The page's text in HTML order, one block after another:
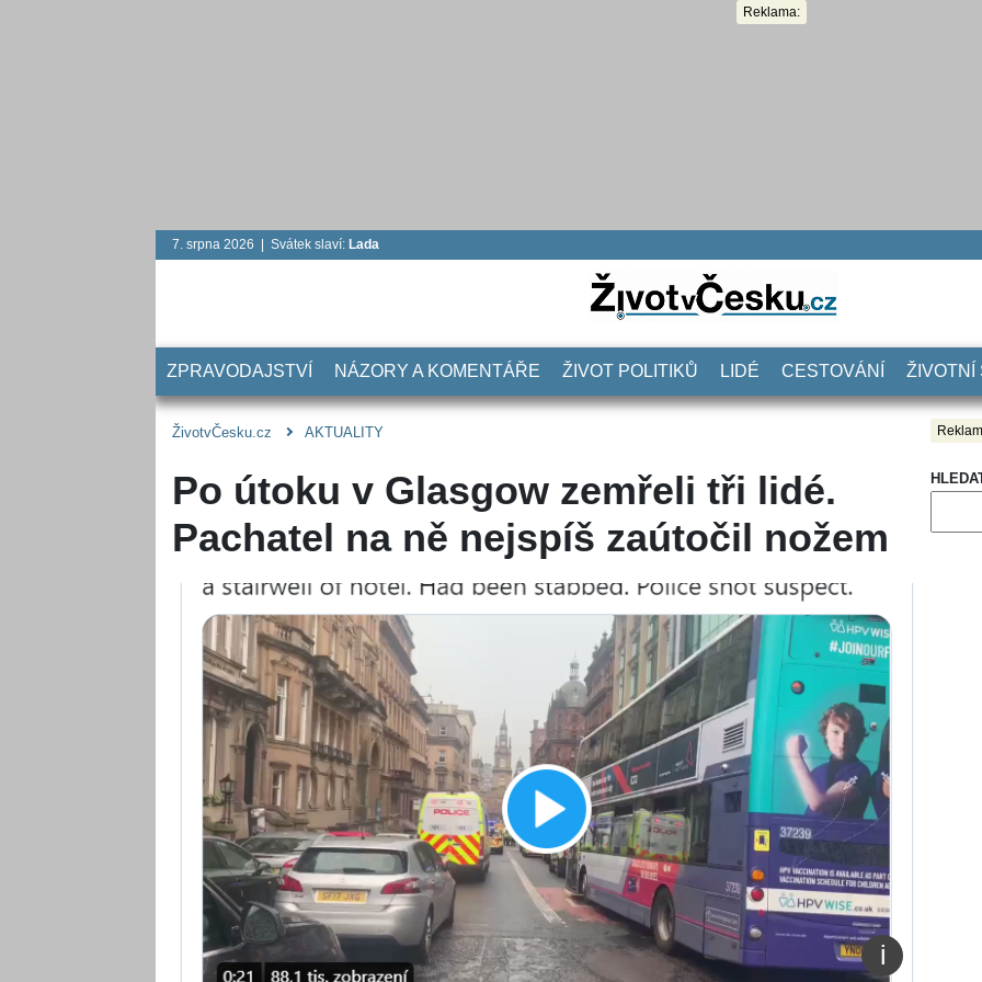
Reklama:
7. srpna 2026 | Svátek slaví: Lada
ZPRAVODAJSTVÍ NÁZORY A KOMENTÁŘE ŽIVOT POLITIKŮ LIDÉ CESTOVÁNÍ ŽIVOTNÍ
ŽivotvČesku.cz AKTUALITY
Po útoku v Glasgow zemřeli tři lidé.
Pachatel na ně nejspíš zaútočil nožem